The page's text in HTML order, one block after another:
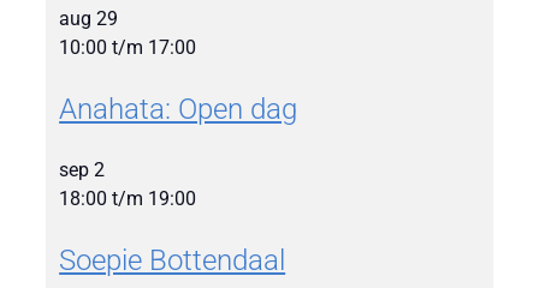
aug29
10:00 t/m 17:00
Anahata: Open dag
sep2
18:00 t/m 19:00
Soepie Bottendaal